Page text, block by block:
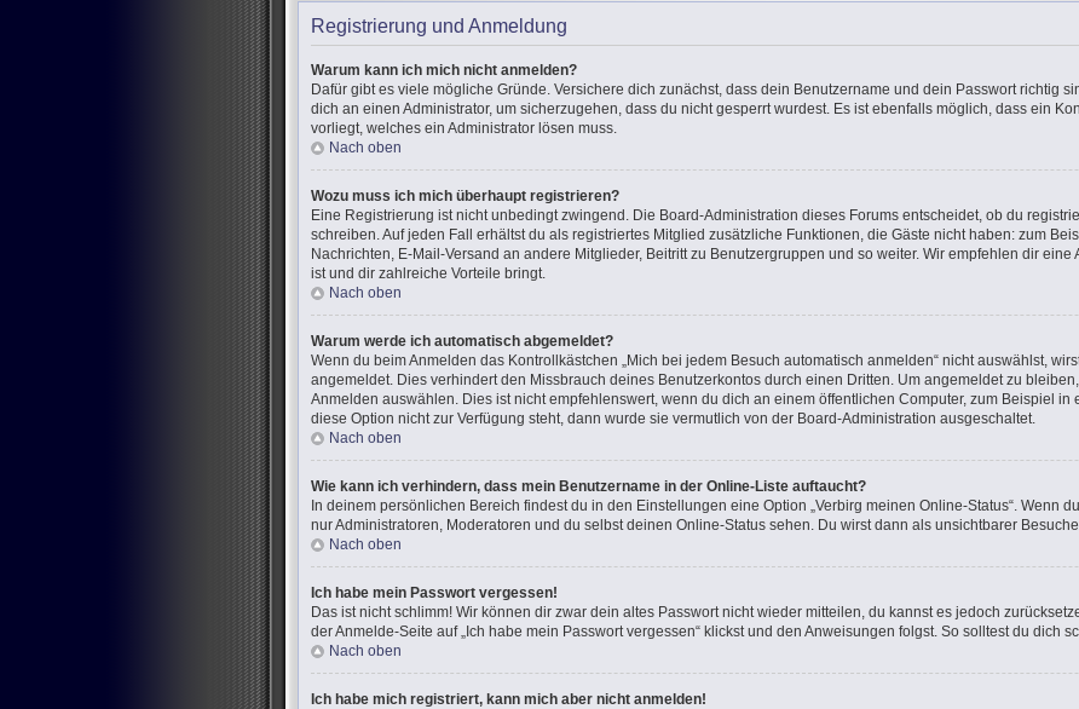
Registrierung und Anmeldung
Warum kann ich mich nicht anmelden?
Dafür gibt es viele mögliche Gründe. Versichere dich zunächst, dass dein Benutzername und dein Passwort richtig
dich an einen Administrator, um sicherzugehen, dass du nicht gesperrt wurdest. Es ist ebenfalls möglich, dass ein
vorliegt, welches ein Administrator lösen muss.
Nach oben
Wozu muss ich mich überhaupt registrieren?
Eine Registrierung ist nicht unbedingt zwingend. Die Board-Administration dieses Forums entscheidet, ob du
schreiben. Auf jeden Fall erhältst du als registriertes Mitglied zusätzliche Funktionen, die Gäste nicht haben: zum
Nachrichten, E-Mail-Versand an andere Mitglieder, Beitritt zu Benutzergruppen und so weiter. Wir empfehlen dir
ist und dir zahlreiche Vorteile bringt.
Nach oben
Warum werde ich automatisch abgemeldet?
Wenn du beim Anmelden das Kontrollkästchen „Mich bei jedem Besuch automatisch anmelden“ nicht auswählst,
angemeldet. Dies verhindert den Missbrauch deines Benutzerkontos durch einen Dritten. Um angemeldet zu
Anmelden auswählen. Dies ist nicht empfehlenswert, wenn du dich an einem öffentlichen Computer, zum Beispiel in
diese Option nicht zur Verfügung steht, dann wurde sie vermutlich von der Board-Administration ausgeschaltet.
Nach oben
Wie kann ich verhindern, dass mein Benutzername in der Online-Liste auftaucht?
In deinem persönlichen Bereich findest du in den Einstellungen eine Option „Verbirg meinen Online-Status“. Wenn
nur Administratoren, Moderatoren und du selbst deinen Online-Status sehen. Du wirst dann als unsichtbarer
Nach oben
Ich habe mein Passwort vergessen!
Das ist nicht schlimm! Wir können dir zwar dein altes Passwort nicht wieder mitteilen, du kannst es jedoch
der Anmelde-Seite auf „Ich habe mein Passwort vergessen“ klickst und den Anweisungen folgst. So solltest du dich
Nach oben
Ich habe mich registriert, kann mich aber nicht anmelden!